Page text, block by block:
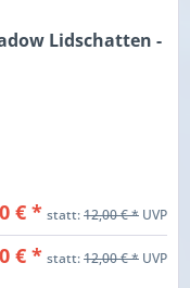
Lidschatten -
€ * statt:12,00 € * UVP
€ * statt:12,00 € * UVP